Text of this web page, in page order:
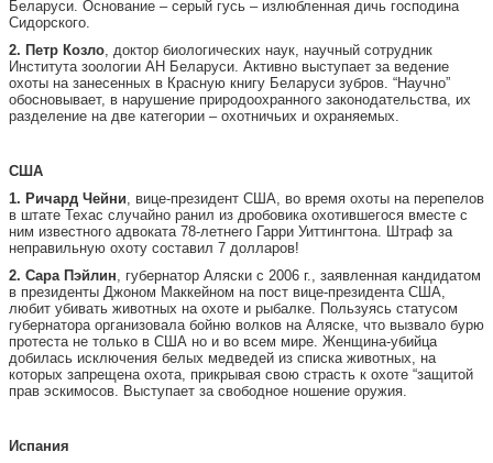
Беларуси. Основание – серый гусь – излюбленная дичь господина
Сидорского.
2. Петр Козло, доктор биологических наук, научный сотрудник
Института зоологии АН Беларуси. Активно выступает за ведение
охоты на занесенных в Красную книгу Беларуси зубров. “Научно”
обосновывает, в нарушение природоохранного законодательства, их
разделение на две категории – охотничьих и охраняемых.
США
1. Ричард Чейни, вице-президент США, во время охоты на перепелов
в штате Техас случайно ранил из дробовика охотившегося вместе с
ним известного адвоката 78-летнего Гарри Уиттингтона. Штраф за
неправильную охоту составил 7 долларов!
2. Сара Пэйлин, губернатор Аляски с 2006 г., заявленная кандидатом
в президенты Джоном Маккейном на пост вице-президента США,
любит убивать животных на охоте и рыбалке. Пользуясь статусом
губернатора организовала бойню волков на Аляске, что вызвало бурю
протеста не только в США но и во всем мире. Женщина-убийца
добилась исключения белых медведей из списка животных, на
которых запрещена охота, прикрывая свою страсть к охоте “защитой
прав эскимосов. Выступает за свободное ношение оружия.
Испания